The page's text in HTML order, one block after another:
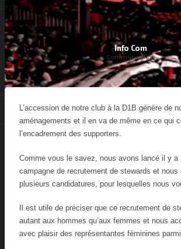
Info Com
Communication
L’accession de notre club à la D1B génère de
aménagements et il en va de même en ce qui
l’encadrement des supporters.
Comme vous le savez, nous avons lancé il y a
campagne de recrutement de stewards et nous
plusieurs candidatures, pour lesquelles nous
Il est utile de préciser que ce recrutement de
autant aux hommes qu’aux femmes et nous
avec plaisir des représentantes féminines